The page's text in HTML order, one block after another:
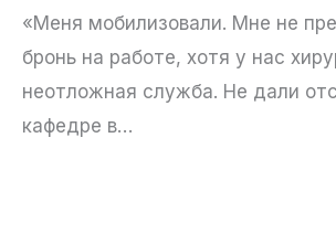
«Меня мобилизовали. Мне не
бронь на работе, хотя у нас
неотложная служба. Не дали
кафедре в…